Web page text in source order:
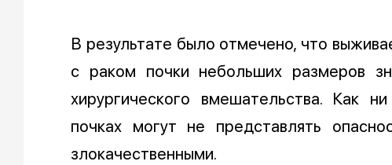
В результате было отмечено, что
с раком почки небольших размеров
хирургического вмешательства. Как
почках могут не представлять
злокачественными.